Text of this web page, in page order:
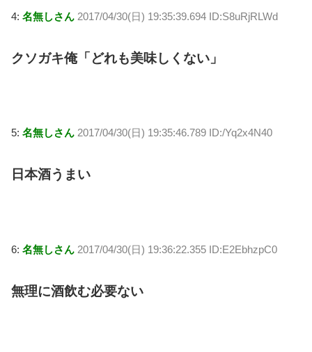
4: 名無しさん 2017/04/30(日) 19:35:39.694 ID:S8uRjRLWd
クソガキ俺「どれも美味しくない」
5: 名無しさん 2017/04/30(日) 19:35:46.789 ID:/Yq2x4N40
日本酒うまい
6: 名無しさん 2017/04/30(日) 19:36:22.355 ID:E2EbhzpC0
無理に酒飲む必要ない